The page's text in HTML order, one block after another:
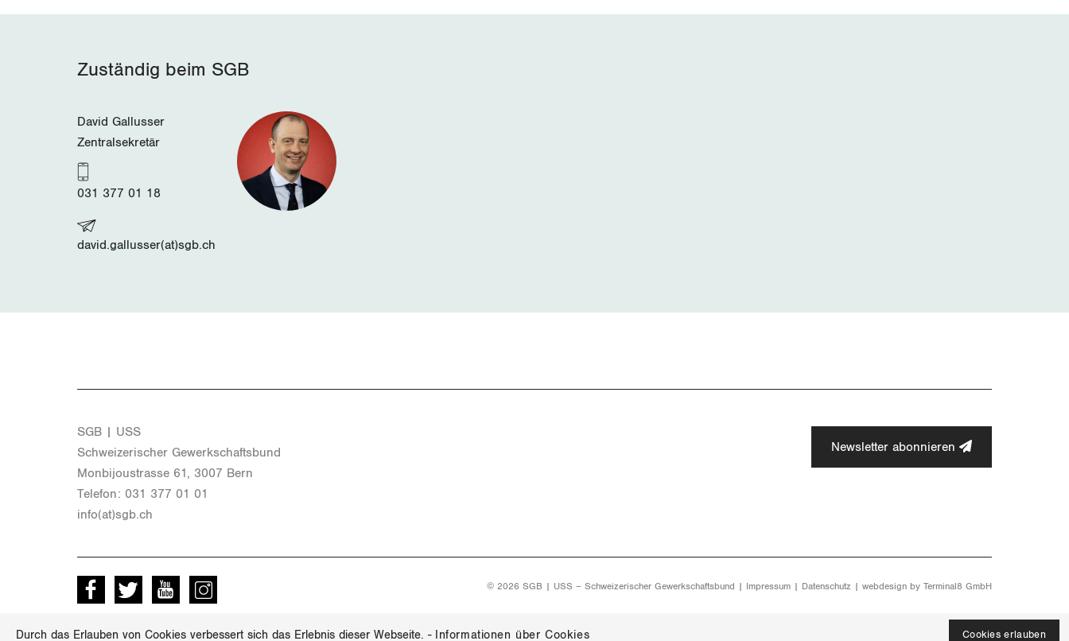
Durch das Erlauben von Cookies verbessert sich das Erlebnis dieser Webseite. - Informationen über Cookies Cookies erlauben
Zuständig beim SGB
David Gallusser
Zentralsekretär
031 377 01 18
david.gallusser(at)sgb.ch
SGB | USS
Schwei­ze­ri­scher Ge­werk­schafts­bund
Mon­bi­joustras­se 61, 3007 Bern
Te­le­fon: 031 377 01 01
info(at)​sgb.​ch
Newsletter abonnieren
Facebook Twitter Youtube instagram © 2026 SGB | USS – Schweizerischer Gewerkschaftsbund | Impressum| Datenschutz | webdesign by Terminal8 GmbH